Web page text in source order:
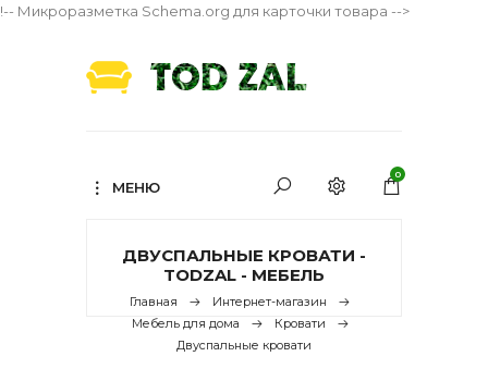
!-- Микроразметка Schema.org для карточки товара -->
МЕНЮ
0
ДВУСПАЛЬНЫЕ КРОВАТИ -
TODZAL - МЕБЕЛЬ
Главная
Интернет-магазин
Мебель для дома
Кровати
Двуспальные кровати